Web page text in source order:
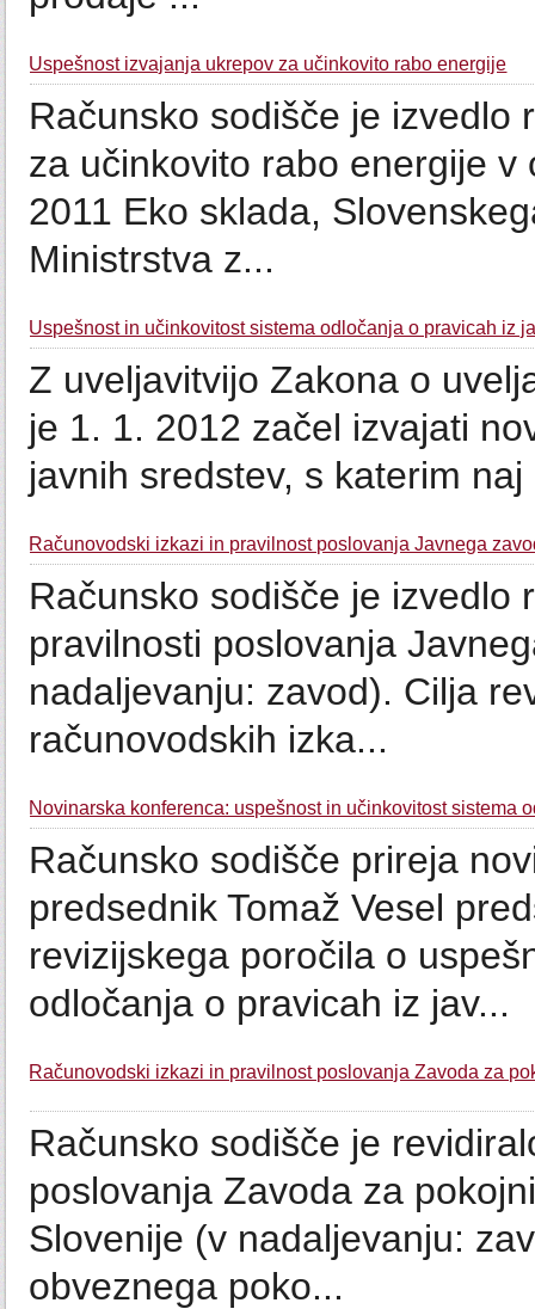
Uspešnost izvajanja ukrepov za učinkovito rabo energije
Računsko sodišče je izvedlo
za učinkovito rabo energije
2011 Eko sklada,
Ministrstva z...
Uspešnost in učinkovitost sistema odločanja o pravicah iz
Z uveljavitvijo Zakona o
je 1. 1. 2012 začel izvajati
javnih sredstev, s katerim
Računovodski izkazi in pravilnost poslovanja Javnega
Računsko sodišče je izvedlo
pravilnosti poslovanja
nadaljevanju: zavod). Cilja
računovodskih izka...
Novinarska konferenca: uspešnost in učinkovitost sistema
Računsko sodišče prireja
predsednik Tomaž Vesel
revizijskega poročila o
odločanja o pravicah iz jav...
Računovodski izkazi in pravilnost poslovanja Zavoda za
Računsko sodišče je
poslovanja Zavoda za
Slovenije (v nadaljevanju:
obveznega poko...